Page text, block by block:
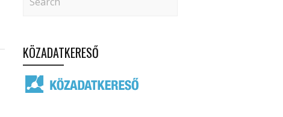
KÖZADATKERESŐ